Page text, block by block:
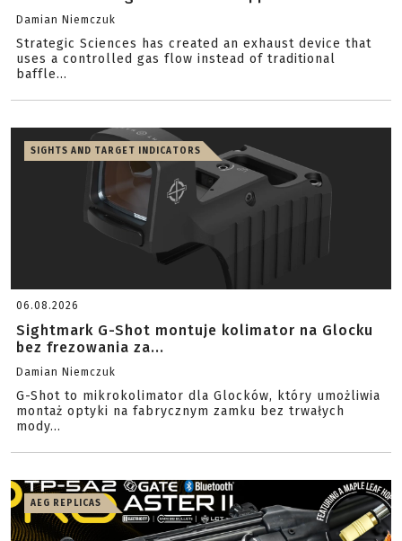
Damian Niemczuk
Strategic Sciences has created an exhaust device that
uses a controlled gas flow instead of traditional
baffle...
SIGHTS AND TARGET INDICATORS
06.08.2026
Sightmark G-Shot montuje kolimator na Glocku
bez frezowania za...
Damian Niemczuk
G-Shot to mikrokolimator dla Glocków, który umożliwia
montaż optyki na fabrycznym zamku bez trwałych
mody...
AEG REPLICAS